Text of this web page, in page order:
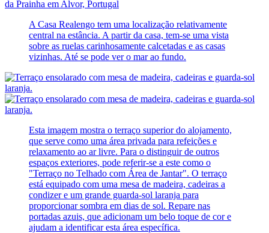
A Casa Realengo tem uma localização relativamente
central na estância. A partir da casa, tem-se uma vista
sobre as ruelas carinhosamente calcetadas e as casas
vizinhas. Até se pode ver o mar ao fundo.
Esta imagem mostra o terraço superior do alojamento,
que serve como uma área privada para refeições e
relaxamento ao ar livre. Para o distinguir de outros
espaços exteriores, pode referir-se a este como o
"Terraço no Telhado com Área de Jantar". O terraço
está equipado com uma mesa de madeira, cadeiras a
condizer e um grande guarda-sol laranja para
proporcionar sombra em dias de sol. Repare nas
portadas azuis, que adicionam um belo toque de cor e
ajudam a identificar esta área específica.